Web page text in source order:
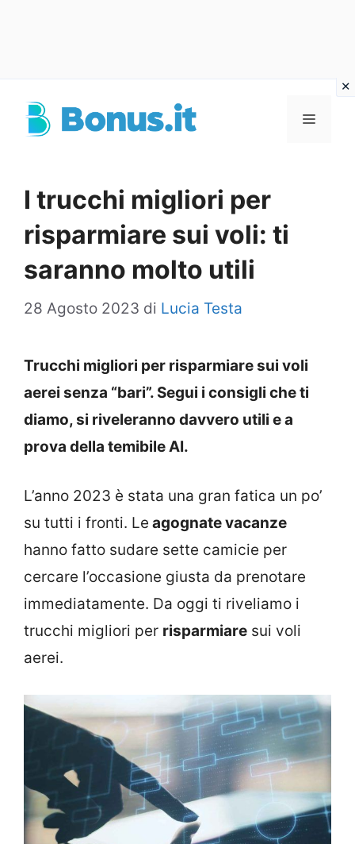
Menu
I trucchi migliori per
risparmiare sui voli: ti
saranno molto utili
28 Agosto 2023 di Lucia Testa
Trucchi migliori per risparmiare sui voli
aerei senza “bari”. Segui i consigli che ti
diamo, si riveleranno davvero utili e a
prova della temibile AI.
L’anno 2023 è stata una gran fatica un po’
su tutti i fronti. Le agognate vacanze
hanno fatto sudare sette camicie per
cercare l’occasione giusta da prenotare
immediatamente. Da oggi ti riveliamo i
trucchi migliori per risparmiare sui voli
aerei.